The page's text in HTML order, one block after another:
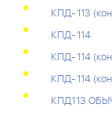
КПД-113
КПД-114
КПД-114
КПД-114
КПД113